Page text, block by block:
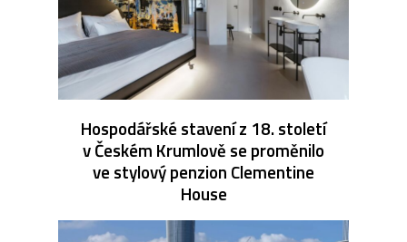
Hospodářské stavení z 18. století
v Českém Krumlově se proměnilo
ve stylový penzion Clementine
House